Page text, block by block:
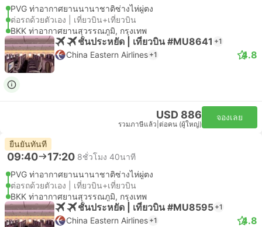
PVG ท่าอากาศยานนานาชาติซ่างไห่ผู่ตง
ต่อรถด้วยตัวเอง | เที่ยวบิน+เที่ยวบิน
BKK ท่าอากาศยานสุวรรณภูมิ, กรุงเทพ
ชั้นประหยัด | เที่ยวบิน #MU8641 +1
China Eastern Airlines +1 4.8
USD 886
รวมภาษีแล้ว ต่อคน (ผู้ใหญ่)
จองเลย
ยืนยันทันที
09:40 17:20 8ชั่วโมง 40นาที
PVG ท่าอากาศยานนานาชาติซ่างไห่ผู่ตง
ต่อรถด้วยตัวเอง | เที่ยวบิน+เที่ยวบิน
BKK ท่าอากาศยานสุวรรณภูมิ, กรุงเทพ
ชั้นประหยัด | เที่ยวบิน #MU8595 +1
China Eastern Airlines +1 4.8